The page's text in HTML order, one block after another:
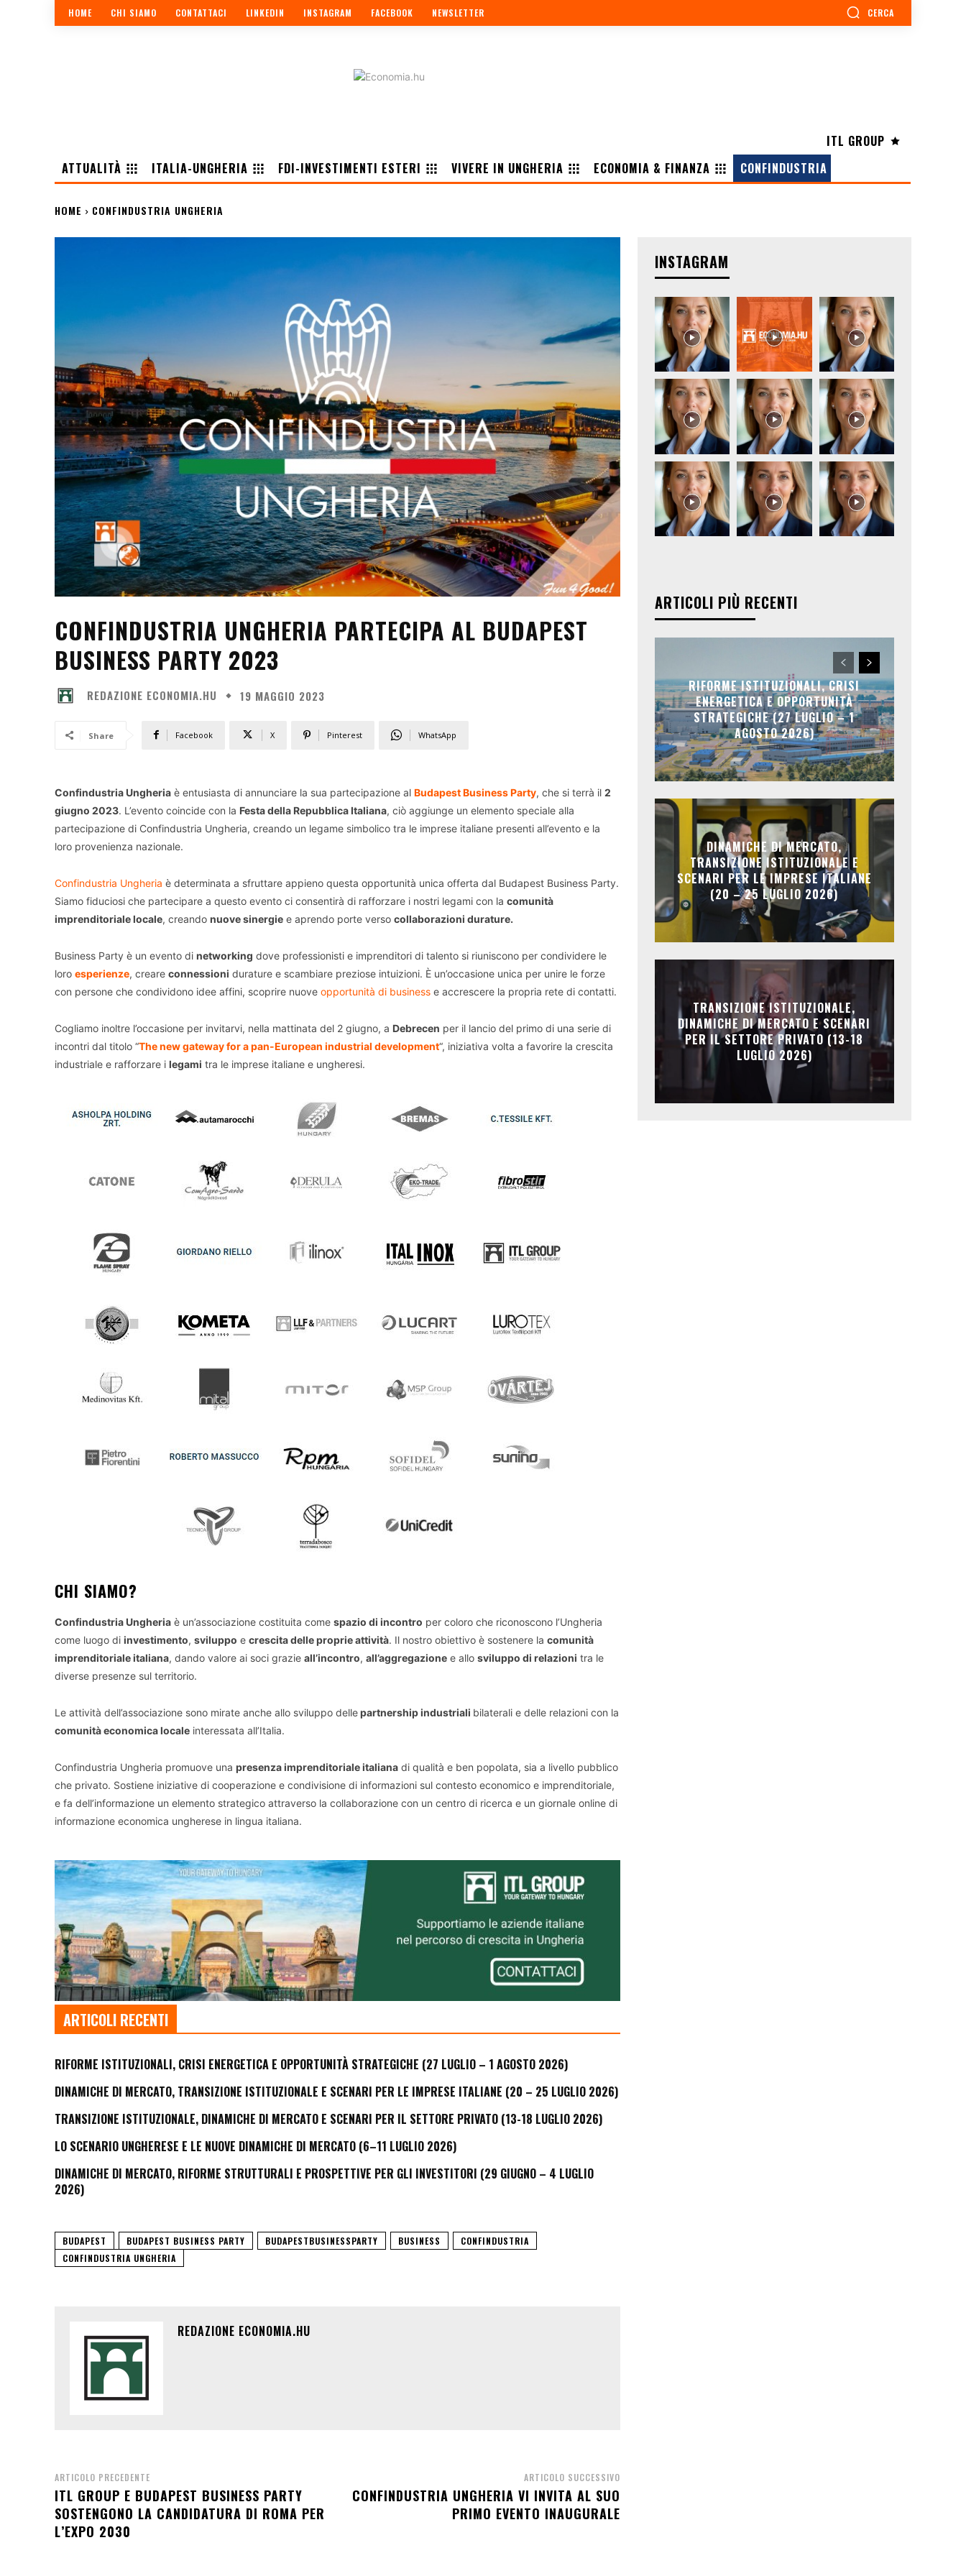
HOME CHI SIAMO CONTATTACI LINKEDIN INSTAGRAM FACEBOOK NEWSLETTER CERCA
ITL GROUP
ATTUALITÀ
ITALIA-UNGHERIA FDI-INVESTIMENTI ESTERI VIVERE IN UNGHERIA ECONOMIA & FINANZA CONFINDUSTRIA
HOME CONFINDUSTRIA UNGHERIA
CONFINDUSTRIA UNGHERIA PARTECIPA AL BUDAPEST
BUSINESS PARTY 2023
REDAZIONE ECONOMIA.HU 19 MAGGIO 2023
Share Facebook X Pinterest WhatsApp
Confindustria Ungheria è entusiasta di annunciare la sua partecipazione al Budapest Business Party, che si terrà il 2
giugno 2023. L’evento coincide con la Festa della Repubblica Italiana, ciò aggiunge un elemento speciale alla
partecipazione di Confindustria Ungheria, creando un legame simbolico tra le imprese italiane presenti all’evento e la
loro provenienza nazionale.
Confindustria Ungheria è determinata a sfruttare appieno questa opportunità unica offerta dal Budapest Business Party.
Siamo fiduciosi che partecipare a questo evento ci consentirà di rafforzare i nostri legami con la comunità
imprenditoriale locale, creando nuove sinergie e aprendo porte verso collaborazioni durature.
Business Party è un evento di networking dove professionisti e imprenditori di talento si riuniscono per condividere le
loro esperienze, creare connessioni durature e scambiare preziose intuizioni. È un’occasione unica per unire le forze
con persone che condividono idee affini, scoprire nuove opportunità di business e accrescere la propria rete di contatti.
Cogliamo inoltre l’occasione per invitarvi, nella mattinata del 2 giugno, a Debrecen per il lancio del primo di una serie di
incontri dal titolo “The new gateway for a pan-European industrial development“, iniziativa volta a favorire la crescita
industriale e rafforzare i legami tra le imprese italiane e ungheresi.
CHI SIAMO?
Confindustria Ungheria è un’associazione costituita come spazio di incontro per coloro che riconoscono l’Ungheria
come luogo di investimento, sviluppo e crescita delle proprie attività. Il nostro obiettivo è sostenere la comunità
imprenditoriale italiana, dando valore ai soci grazie all’incontro, all’aggregazione e allo sviluppo di relazioni tra le
diverse presenze sul territorio.
Le attività dell’associazione sono mirate anche allo sviluppo dellepartnership industriali bilaterali e delle relazioni con la
comunità economica locale interessata all’Italia.
Confindustria Ungheria promuove una presenza imprenditoriale italiana di qualità e ben popolata, sia a livello pubblico
che privato. Sostiene iniziative di cooperazione e condivisione di informazioni sul contesto economico e imprenditoriale,
e fa dell’informazione un elemento strategico attraverso la collaborazione con un centro di ricerca e un giornale online di
informazione economica ungherese in lingua italiana.
ARTICOLI RECENTI
RIFORME ISTITUZIONALI, CRISI ENERGETICA E OPPORTUNITÀ STRATEGICHE (27 LUGLIO – 1 AGOSTO 2026)
DINAMICHE DI MERCATO, TRANSIZIONE ISTITUZIONALE E SCENARI PER LE IMPRESE ITALIANE (20 – 25 LUGLIO 2026)
TRANSIZIONE ISTITUZIONALE, DINAMICHE DI MERCATO E SCENARI PER IL SETTORE PRIVATO (13-18 LUGLIO 2026)
LO SCENARIO UNGHERESE E LE NUOVE DINAMICHE DI MERCATO (6–11 LUGLIO 2026)
DINAMICHE DI MERCATO, RIFORME STRUTTURALI E PROSPETTIVE PER GLI INVESTITORI (29 GIUGNO – 4 LUGLIO
2026)
BUDAPEST BUDAPEST BUSINESS PARTY BUDAPESTBUSINESSPARTY BUSINESS
CONFINDUSTRIA
CONFINDUSTRIA UNGHERIA
REDAZIONE ECONOMIA.HU
ARTICOLO PRECEDENTE
ITL GROUP E BUDAPEST BUSINESS PARTY
SOSTENGONO LA CANDIDATURA DI ROMA PER
L’EXPO 2030
ARTICOLO SUCCESSIVO
CONFINDUSTRIA UNGHERIA VI INVITA AL SUO
PRIMO EVENTO INAUGURALE
INSTAGRAM
ARTICOLI PIÙ RECENTI
RIFORME ISTITUZIONALI, CRISI
ENERGETICA E OPPORTUNITÀ
STRATEGICHE (27 LUGLIO – 1
AGOSTO 2026)
DINAMICHE DI MERCATO,
TRANSIZIONE ISTITUZIONALE E
SCENARI PER LE IMPRESE ITALIANE
(20 – 25 LUGLIO 2026)
TRANSIZIONE ISTITUZIONALE,
DINAMICHE DI MERCATO E SCENARI
PER IL SETTORE PRIVATO (13-18
LUGLIO 2026)